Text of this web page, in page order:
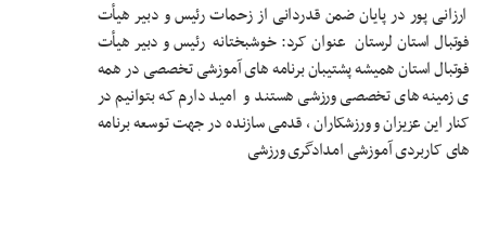
ارزانی پور در پایان ضمن قدردانی از زحمات رئیس و دبیر هیأت
فوتبال استان لرستان عنوان کرد: خوشبختانه رئیس و دبیر هیأت
فوتبال استان همیشه پشتیبان برنامه های آموزشی تخصصی در همه
ی زمینه های تخصصی ورزشی هستند و امید دارم که بتوانیم در
کنار این عزیزان و ورزشکاران ، قدمی سازنده در جهت توسعه برنامه
های کاربردی آموزشی امدادگری ورزشی